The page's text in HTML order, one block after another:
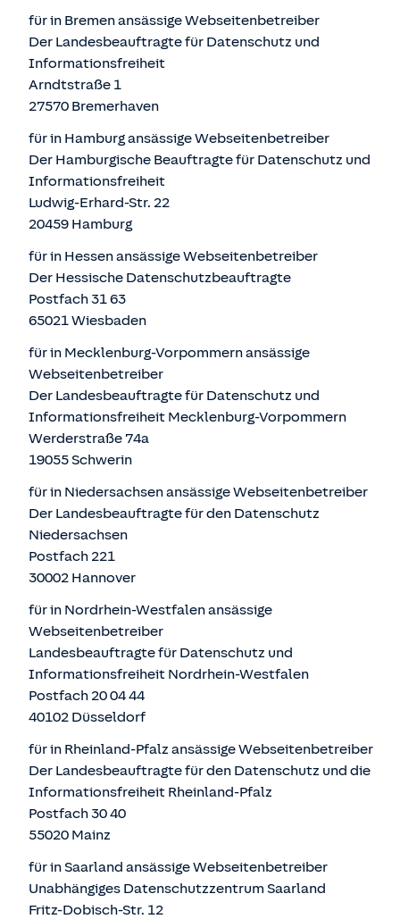
für in Bremen ansässige Webseitenbetreiber
Der Landesbeauftragte für Datenschutz und
Informationsfreiheit
Arndtstraße 1
27570 Bremerhaven
für in Hamburg ansässige Webseitenbetreiber
Der Hamburgische Beauftragte für Datenschutz und
Informationsfreiheit
Ludwig-Erhard-Str. 22
20459 Hamburg
für in Hessen ansässige Webseitenbetreiber
Der Hessische Datenschutzbeauftragte
Postfach 31 63
65021 Wiesbaden
für in Mecklenburg-Vorpommern ansässige
Webseitenbetreiber
Der Landesbeauftragte für Datenschutz und
Informationsfreiheit Mecklenburg-Vorpommern
Werderstraße 74a
19055 Schwerin
für in Niedersachsen ansässige Webseitenbetreiber
Der Landesbeauftragte für den Datenschutz
Niedersachsen
Postfach 221
30002 Hannover
für in Nordrhein-Westfalen ansässige
Webseitenbetreiber
Landesbeauftragte für Datenschutz und
Informationsfreiheit Nordrhein-Westfalen
Postfach 20 04 44
40102 Düsseldorf
für in Rheinland-Pfalz ansässige Webseitenbetreiber
Der Landesbeauftragte für den Datenschutz und die
Informationsfreiheit Rheinland-Pfalz
Postfach 30 40
55020 Mainz
für in Saarland ansässige Webseitenbetreiber
Unabhängiges Datenschutzzentrum Saarland
Fritz-Dobisch-Str. 12